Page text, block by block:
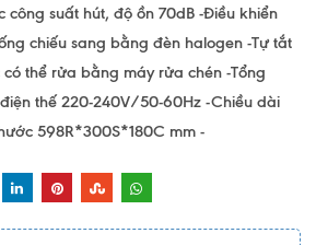
công suất hút, độ ồn 70dB -Điều khiển
chiếu sang bằng đèn halogen -Tự tắt
thể rửa bằng máy rửa chén -Tổng
thế 220-240V/50-60Hz -Chiều dài
598R*300S*180C mm -